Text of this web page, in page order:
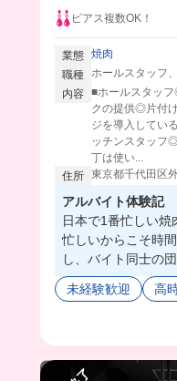
ピアス複数OK！
業態 焼肉
職種 ホールスタッフ
内容 ■ホールスタッ
クの提供◎片付
ジを導入してい
ッチンスタッ
丁は使い...
住所 東京都千代田区
アルバイト体験記
日本で1番忙しい焼
忙しいからこそ時
し、バイト同士の
かない🥹👍🏻
働いている人は8割
高級なお肉頼んで
未経験歓迎 高